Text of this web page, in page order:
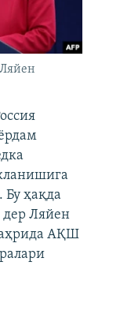
Бу ҳақда
дер Ляйен
АҚШ